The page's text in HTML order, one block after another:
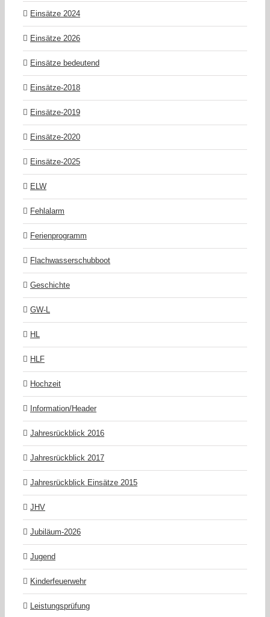
Einsätze 2024
Einsätze 2026
Einsätze bedeutend
Einsätze-2018
Einsätze-2019
Einsätze-2020
Einsätze-2025
ELW
Fehlalarm
Ferienprogramm
Flachwasserschubboot
Geschichte
GW-L
HL
HLF
Hochzeit
Information/Header
Jahresrückblick 2016
Jahresrückblick 2017
Jahresrückblick Einsätze 2015
JHV
Jubiläum-2026
Jugend
Kinderfeuerwehr
Leistungsprüfung